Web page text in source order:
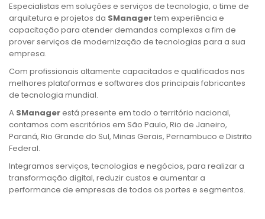
Especialistas em soluções e serviços de tecnologia, o time de
arquitetura e projetos da SManagertem experiência e
capacitação para atender demandas complexas a fim de
prover serviços de modernização de tecnologias para a sua
empresa.
Com profissionais altamente capacitados e qualificados nas
melhores plataformas e softwares dos principais fabricantes
de tecnologia mundial.
A SManagerestá presente em todo o território nacional,
contamos com escritórios em São Paulo, Rio de Janeiro,
Paraná, Rio Grande do Sul, Minas Gerais, Pernambuco e Distrito
Federal.
Integramos serviços, tecnologias e negócios, para realizar a
transformação digital, reduzir custos e aumentar a
performance de empresas de todos os portes e segmentos.